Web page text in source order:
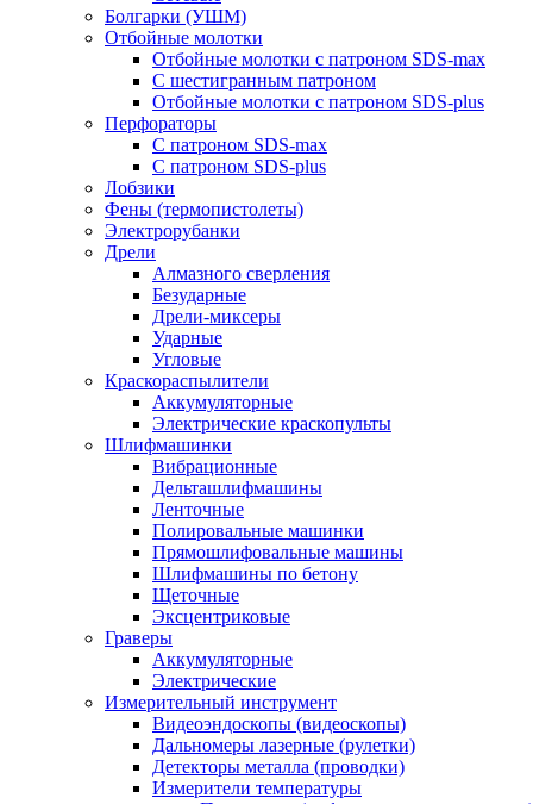
Болгарки (УШМ)
Отбойные молотки
Отбойные молотки с патроном SDS-max
С шестигранным патроном
Отбойные молотки с патроном SDS-plus
Перфораторы
С патроном SDS-max
С патроном SDS-plus
Лобзики
Фены (термопистолеты)
Электрорубанки
Дрели
Алмазного сверления
Безударные
Дрели-миксеры
Ударные
Угловые
Краскораспылители
Аккумуляторные
Электрические краскопульты
Шлифмашинки
Вибрационные
Дельташлифмашины
Ленточные
Полировальные машинки
Прямошлифовальные машины
Шлифмашины по бетону
Щеточные
Эксцентриковые
Граверы
Аккумуляторные
Электрические
Измерительный инструмент
Видеоэндоскопы (видеоскопы)
Дальномеры лазерные (рулетки)
Детекторы металла (проводки)
Измерители температуры